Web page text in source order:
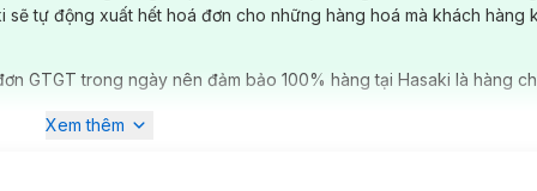
đầu tiên tại New York. Ban đầu,
lập Frank Angelo mất vào năm 1997.
sẽ tự động xuất hết hoá đơn cho những hàng hoá mà khách hàng
GTGT trong ngày nên đảm bảo 100% hàng tại Hasaki là hàng
Xem thêm